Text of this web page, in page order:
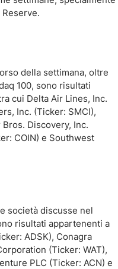
della settimana, oltre
100, sono risultati
cui Delta Air Lines, Inc.
Inc. (Ticker: SMCI),
Discovery, Inc.
COIN) e Southwest
società discusse nel
risultati appartenenti a
ADSK), Conagra
(Ticker: WAT),
PLC (Ticker: ACN) e